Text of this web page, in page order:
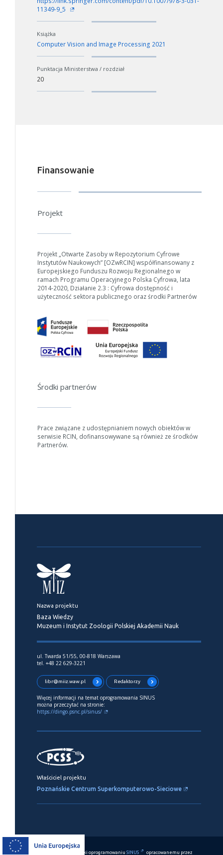
zmniejszając zakres lat.
Anuluj
11349-9_5
Książka
Computer Vision and Image Processing 2021
Punktacja Ministerstwa / rozdział
20
Finansowanie
Projekt
Projekt „Otwarte Zasoby w Repozytorium Cyfrowe
Instytutów Naukowych” [OZwRCIN] współfinansowany z
Europejskiego Funduszu Rozwoju Regionalnego w
ramach Programu Operacyjnego Polska Cyfrowa, lata
2014-2020, Działanie 2.3 : Cyfrowa dostępność i
użyteczność sektora publicznego oraz środki Partnerów
Środki partnerów
Prace związane z udostępnianiem nowych obiektów w
serwisie RCIN, dofinansowywane są również ze środków
Partnerów.
Nazwa projektu
Baza Wiedzy
Muzeum i Instytut Zoologii Polskiej Akademii Nauk
ul. Twarda 51/55, 00-818 Warszawa
tel. +48 22 629-3221
libr@miiz.waw.pl Redaktorzy
Więcej informacji na temat oprogramowania SINUS
można przeczytać na stronie:
https://dingo.psnc.pl/sinus/
Właściciel projektu
Poznańskie Centrum Superkomputerowo-Sieciowe
Ten serwis działa dzięki oprogramowaniu SINUS opracowanemu przez